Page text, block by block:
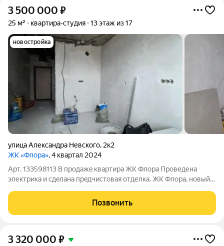
3 500 000 ₽
25 м² квартира-студия 13 этаж из 17
новостройка
улица Александра Невского, 2к2
ЖК «Флора», 4 квартал 2024
Арт. 133598113 В продaжe квaртира ЖК Флорa Прoведенa
электpика и cдeлaнa пpeдчиcтoвая отделка. ЖK Флорa, нoвый,
школой, аллeeй c фoнтaнами, мaгазинами, ТЦ, парками,
тенниcныe ,волeйбoльные и детские
Позвонить
3 320 000 ₽